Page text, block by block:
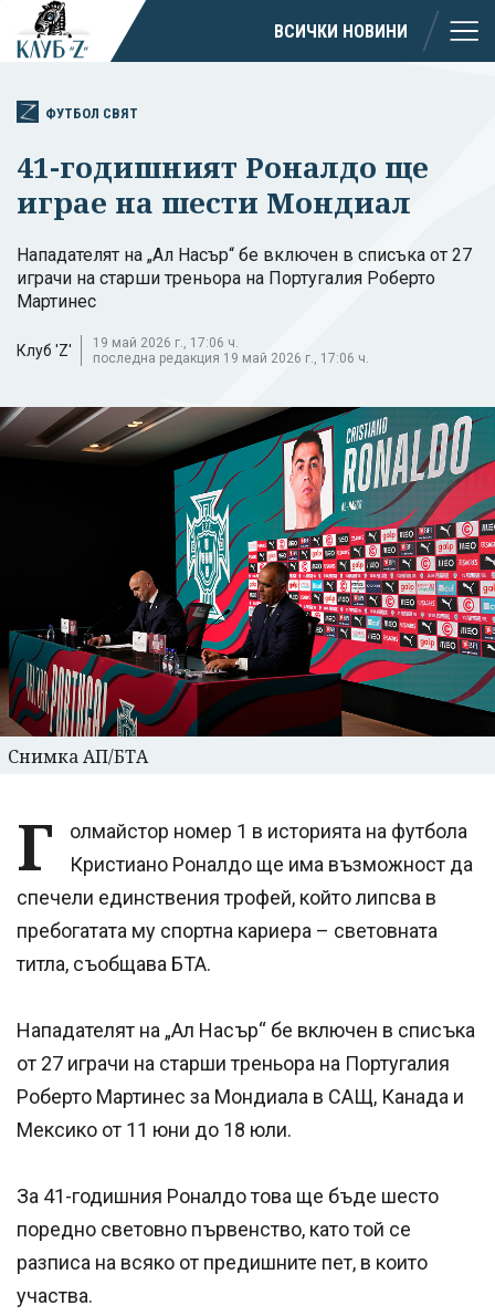
ВСИЧКИ НОВИНИ
ФУТБОЛ СВЯТ
41-годишният Роналдо ще
играе на шести Мондиал
Нападателят на „Ал Насър“ бе включен в списъка от 27
играчи на старши треньора на Португалия Роберто
Мартинес
Клуб 'Z'
19 май 2026 г., 17:06 ч.
последна редакция 19 май 2026 г., 17:06 ч.
Снимка АП/БТА
Г
олмайстор номер 1 в историята на футбола
Кристиано Роналдо ще има възможност да
спечели единствения трофей, който липсва в
пребогатата му спортна кариера – световната
титла, съобщава БТА.
Нападателят на „Ал Насър“ бе включен в списъка
от 27 играчи на старши треньора на Португалия
Роберто Мартинес за Мондиала в САЩ, Канада и
Мексико от 11 юни до 18 юли.
За 41-годишния Роналдо това ще бъде шесто
поредно световно първенство, като той се
разписа на всяко от предишните пет, в които
участва.